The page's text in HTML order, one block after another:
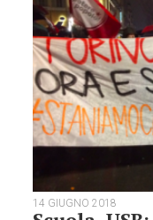
14 GIUGNO 2018